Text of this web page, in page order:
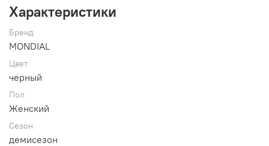
Характеристики
Бренд
MONDIAL
Цвет
черный
Пол
Женский
Сезон
демисезон